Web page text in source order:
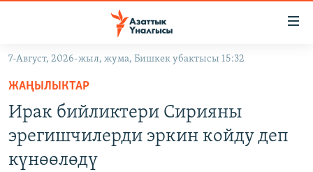
Навигацияга
өтүңүз
Издөөгө
салыңыз
КЫРГЫЗСТАН
КЫРГЫЗСТАН
ДҮЙНӨ
УКРАИНА
7-Август, 2026-жыл, жума, Бишкек убактысы 15:32
ЖАҢЫЛЫКТАР
Ирак бийликтери Сирияны
эрегишчилерди эркин койду деп
күнөөлөдү